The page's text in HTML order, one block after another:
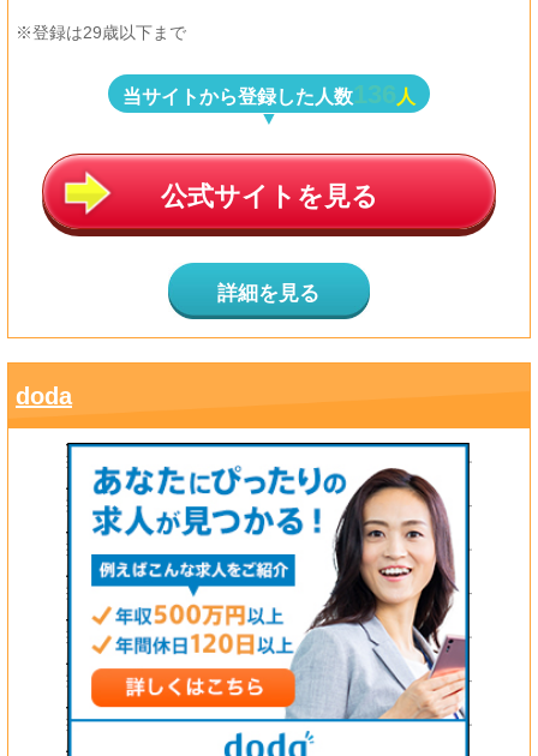
※登録は29歳以下まで
当サイトから登録した人数136 人
公式サイトを見る
詳細を見る
doda